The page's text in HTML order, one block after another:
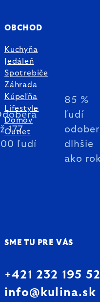
177
ľudí
85 %
ľudí
dlhšie
ako
OBCHOD
Kuchyňa
Jedáleň
Spotrebiče
Záhrada
Kúpeľňa
Lifestyle
Domov
Outlet
SME TU PRE VÁS
+421 232 195
info@kulina.sk